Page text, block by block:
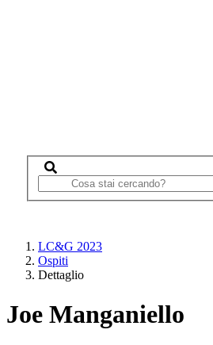
LC&G 2023
Ospiti
Dettaglio
Joe Manganiello